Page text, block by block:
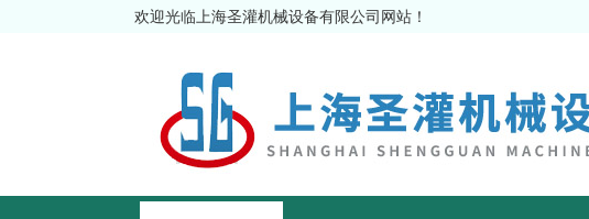
欢迎光临上海圣灌机械设备有限公司网站！